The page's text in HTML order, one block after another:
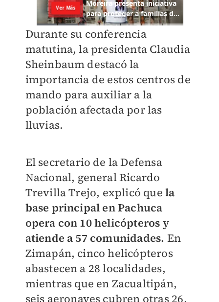
Durante su conferencia
matutina, la presidenta Claudia
Sheinbaum destacó la
importancia de estos centros de
mando para auxiliar a la
población afectada por las
lluvias.
El secretario de la Defensa
Nacional, general Ricardo
Trevilla Trejo, explicó quela
base principal en Pachuca
opera con 10 helicópteros y
atiende a 57 comunidades. En
Zimapán, cinco helicópteros
abastecen a 28 localidades,
mientras que en Zacualtipán,
seis aeronaves cubren otras 26.